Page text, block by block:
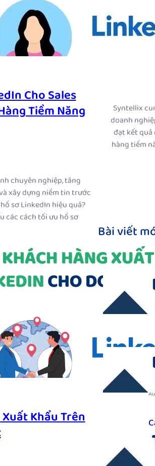
Cho Sales
Tiềm Năng
chuyên nghiệp, tăng
xây dựng niềm tin trước
sơ LinkedIn hiệu quả?
các cách tối ưu hồ sơ
Khẩu Trên
Syntellix
doanh
đạt kết quả
hàng tiềm
Bài viết